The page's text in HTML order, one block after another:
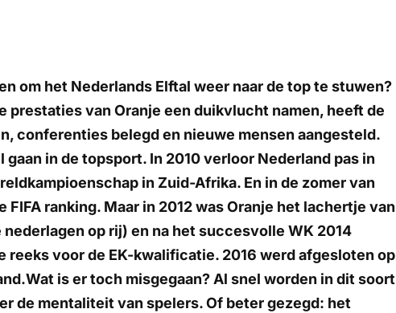
om het Nederlands Elftal weer naar de top te stuwen?
prestaties van Oranje een duikvlucht namen, heeft de
conferenties belegd en nieuwe mensen aangesteld.
in de topsport. In 2010 verloor Nederland pas in
in Zuid-Afrika. En in de zomer van
FIFA ranking. Maar in 2012 was Oranje het lachertje van
op rij) en na het succesvolle WK 2014
reeks voor de EK-kwalificatie. 2016 werd afgesloten op
is er toch misgegaan? Al snel worden in dit soort
de mentaliteit van spelers. Of beter gezegd: het